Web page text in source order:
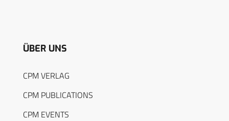
ÜBER UNS
CPM VERLAG
CPM PUBLICATIONS
CPM EVENTS